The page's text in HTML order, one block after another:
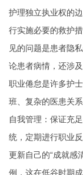
护理独立执业权的
行实施必要的救护
见的问题是患者隐
论患者病情，还涉
职业倦怠是许多护
班、复杂的医患关
自我管理：保证充
统，定期进行职业
更新自己的“成就感
例，这在低谷时期